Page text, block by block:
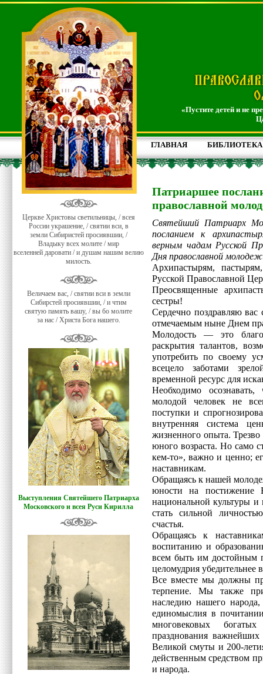
«Пустите детей и не
ГЛАВНАЯ БИБЛИОТЕКА
Церкве Христовы светильницы, / всея
России украшение, / святии вси, в
земли Сибиристей просиявшии, /
Владыку всех молите / мир
вселенней даровати / и душам нашим велию
милость.
Величаем вас, / святии вси в земли
Сибирстей просиявшии, / и чтим
святую память вашу, / вы бо молите
за нас / Христа Бога нашего.
Выступления Святейшего Патриарха
Московского и всея Руси Кирилла
Патриаршее
православной
Святейший Патриарх
посланием к
верным чадам Русской
Дня православной
Архипастырям,
Русской Православной
Преосвященные
сестры!
Сердечно поздравляю
отмечаемым ныне Днем
Молодость — это
раскрытия талантов,
употребить по своему
всецело заботами
временной ресурс для
Необходимо
молодой человек не
поступки и
внутренняя система
жизненного опыта.
юного возраста. Но само
кем-то», важно и ценно;
наставникам.
Обращаясь к нашей
юности на постижение
национальной культуры
стать сильной
счастья.
Обращаясь к
воспитанию и
всем быть им достойным
целомудрия убедительнее
Все вместе мы должны
терпение. Мы также
наследию нашего
единомыслия в
многовековых
празднования
Великой смуты и 200-
действенным средством
и народа.